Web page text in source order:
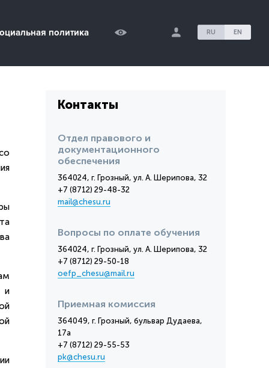
политика RU EN
и
Контакты
Отдел правового и
документационного
обеспечения
364024, г. Грозный, ул. А. Шерипова, 32
+7 (8712) 29-48-32
mail@chesu.ru
Вопросы по оплате обучения
364024, г. Грозный, ул. А. Шерипова, 32
+7 (8712) 29-50-18
oefp_chesu@mail.ru
Приемная комиссия
364049, г. Грозный, бульвар Дудаева,
17а
+7 (8712) 29-55-53
pk@chesu.ru